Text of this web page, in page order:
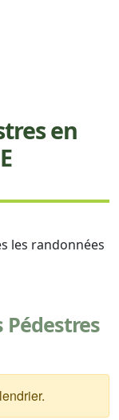
en
les randonnées
Pédestres